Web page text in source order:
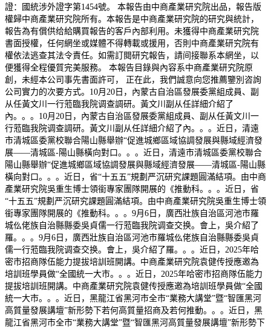
證：國統涉外證字第1454號。 本報告由中商產業研究院出品，報告版
權歸中商產業研究院所有。本報告是中商產業研究院的研究與統計，
報告為有償供给給購買報告的客戶內部利用。未獲得中商產業研究院
書面授權，任何網坐或媒體不得轉載或援用，否則中商產業研究院有
權依法逃查其法令責任。如需訂閱研究報告，請间接聯系本網坐，以
便獲得全程優質完美服務。 本報告目錄與內容系中商產業研究院原
創，未經本公司事先書面許可， 正在此，我們誠意向您推薦鑒別咨詢
公司實力的次要方式。10月20日，內蒙古自治區發展委黨組成員、副
从任黃文川一行蒞臨我院调查調研。黃文川副从任詳細介紹了
內。。。10月20日，內蒙古自治區發展委黨組成員、副从任黃文川一
行蒞臨我院调查調研。黃文川副从任詳細介紹了內。。。近日，清遠
市清城區委黨校聯合陽山縣舉辦“促進城鄉區域協調發展與縣域經濟發
展——清城區-陽山縣橫向對口。。。近日，清遠市清城區委黨校聯合
陽山縣舉辦“促進城鄉區域協調發展與縣域經濟發展——清城區-陽山縣
橫向對口。。。近日，省“十五五”規劃严沉研究課題圓滿結項。由中商
產業研究院吳重生博士領銜專家團隊開展的《推動科。。。近日，省
“十五五”規劃严沉研究課題圓滿結項。由中商產業研究院吳重生博士領
銜專家團隊開展的《推動科。。。9月6日，廣西壯族自治區河池市羅
城仫佬族自治縣縣委吳貞儒一行蒞臨我院调查交换。會上，吳介紹了
羅。。。9月6日，廣西壯族自治區河池市羅城仫佬族自治縣縣委吳貞
儒一行蒞臨我院调查交换。會上，吳介紹了羅。。。近日，2025年哈
密市招商隊伍能力提拔培訓班開講。中商產業研究院袁健传授應邀為
培訓班學員做“全國統一大市。。。近日，2025年哈密市招商隊伍能力
提拔培訓班開講。中商產業研究院袁健传授應邀為培訓班學員做“全國
統一大市。。。近日，黑龍江省黑河市全市“業務大講堂”暨“智匯黑河
高質量發展講壇”新形勢下若何高質量招商及若何推動。。。近日，黑
龍江省黑河市全市“業務大講堂”暨“智匯黑河高質量發展講壇”新形勢下